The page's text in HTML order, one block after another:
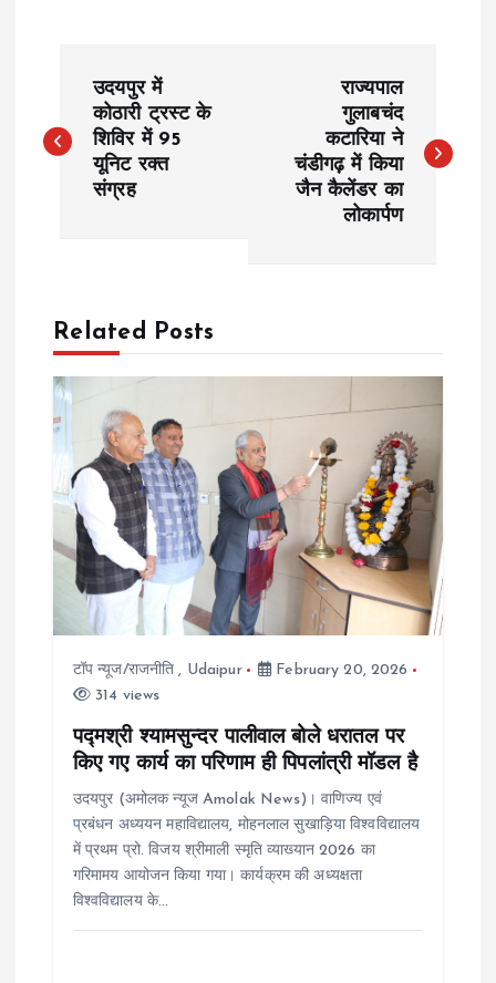
o
a
v
g
a
उदयपुर में
कोठारी ट्रस्ट के
शिविर में 95
यूनिट रक्त
संग्रह
राज्यपाल
गुलाबचंद
कटारिया ने
चंडीगढ़ में किया
जैन कैलेंडर का
लोकार्पण
Related Posts
टॉप न्यूज/राजनीति , Udaipur
February 20, 2026
314 views
पद्मश्री श्यामसुन्दर पालीवाल बोले धरातल पर
किए गए कार्य का परिणाम ही पिपलांत्री मॉडल है
उदयपुर (अमोलक न्यूज Amolak News)। वाणिज्य एवं
प्रबंधन अध्ययन महाविद्यालय, मोहनलाल सुखाड़िया विश्वविद्यालय
में प्रथम प्रो. विजय श्रीमाली स्मृति व्याख्यान 2026 का
गरिमामय आयोजन किया गया। कार्यक्रम की अध्यक्षता
विश्वविद्यालय के…